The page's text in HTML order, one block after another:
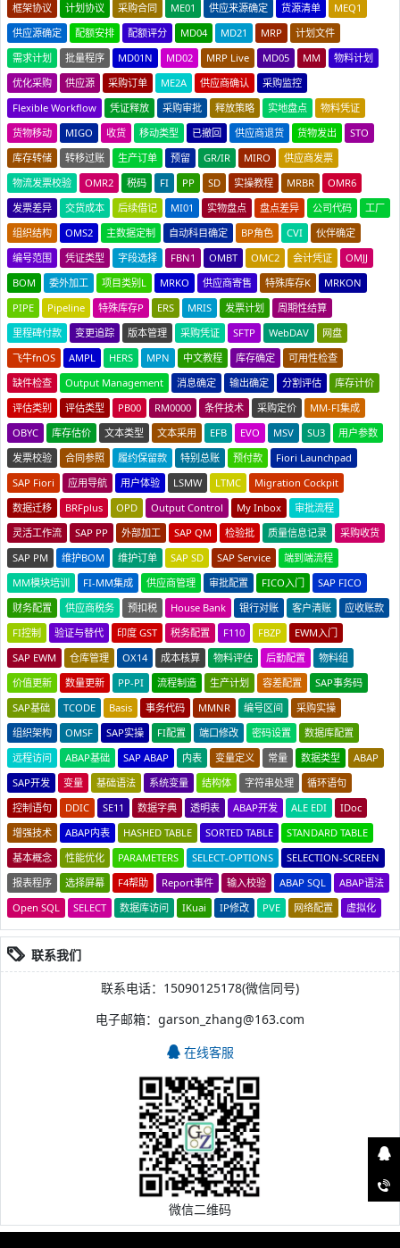
框架协议
计划协议 采购合同 ME01 供应来源确定 货源清单
MEQ1
供应源确定
配额安排 配额评分 MD04 MD21 MRP
计划文件
需求计划
批量程序 MD01N MD02 MRP Live MD05 MM
物料计划
优化采购
供应源 采购订单 ME2A 供应商确认
采购监控
Flexible Workflow
凭证释放 采购审批 释放策略 实地盘点
物料凭证
货物移动
MIGO 收货 移动类型 已撤回 供应商退货 货物发出
STO
库存转储
转移过账 生产订单 预留 GR/IR MIRO
供应商发票
物流发票校验
OMR2 税码 FI PP SD 实操教程 MRBR
OMR6
发票差异
交货成本 后续借记 MI01 实物盘点 盘点差异 公司代码
工厂
组织结构
OMS2 主数据定制 自动科目确定 BP角色 CVI
伙伴确定
编号范围
凭证类型 字段选择 FBN1 OMBT OMC2 会计凭证
OMJJ
BOM
委外加工 项目类别L MRKO 供应商寄售 特殊库存K
MRKON
PIPE
Pipeline 特殊库存P ERS MRIS 发票计划
周期性结算
里程碑付款
变更追踪 版本管理 采购凭证 SFTP WebDAV
网盘
飞牛fnOS
AMPL HERS MPN 中文教程 库存确定
可用性检查
缺件检查
Output Management 消息确定 输出确定 分割评估
库存计价
评估类别
评估类型 PB00 RM0000 条件技术 采购定价
MM-FI集成
OBYC
库存估价 文本类型 文本采用 EFB EVO MSV SU3
用户参数
发票校验
合同参照 履约保留款 特别总账 预付款
Fiori Launchpad
SAP Fiori
应用导航 用户体验 LSMW LTMC
Migration Cockpit
数据迁移
BRFplus OPD Output Control My Inbox
审批流程
灵活工作流
SAP PP 外部加工 SAP QM 检验批 质量信息记录
采购收货
SAP PM
维护BOM 维护订单 SAP SD SAP Service
端到端流程
MM模块培训
FI-MM集成 供应商管理 审批配置 FICO入门
SAP FICO
财务配置
供应商税务 预扣税 House Bank 银行对账 客户清账
应收账款
FI控制
验证与替代 印度 GST 税务配置 F110 FBZP
EWM入门
SAP EWM
仓库管理 OX14 成本核算 物料评估 后勤配置
物料组
价值更新
数量更新 PP-PI 流程制造 生产计划 容差配置
SAP事务码
SAP基础
TCODE Basis 事务代码 MMNR 编号区间
采购实操
组织架构
OMSF SAP实操 FI配置 端口修改 密码设置
数据库配置
远程访问
ABAP基础 SAP ABAP 内表 变量定义 常量 数据类型
ABAP
SAP开发
变量 基础语法 系统变量 结构体 字符串处理
循环语句
控制语句
DDIC SE11 数据字典 透明表 ABAP开发 ALE EDI
IDoc
增强技术
ABAP内表 HASHED TABLE SORTED TABLE
STANDARD TABLE
基本概念
性能优化 PARAMETERS SELECT-OPTIONS
SELECTION-SCREEN
报表程序
选择屏幕 F4帮助 Report事件 输入校验 ABAP SQL
ABAP语法
Open SQL
SELECT 数据库访问 IKuai IP修改 PVE 网络配置 虚拟化
联系我们
联系电话：15090125178(微信同号)
电子邮箱：garson_zhang@163.com
在线客服
微信二维码